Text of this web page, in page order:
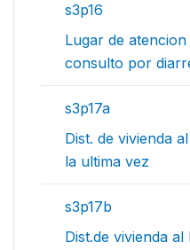
s3p16
Lugar de
consulto por
s3p17a
Dist. de vivienda
la ultima vez
s3p17b
Dist.de vivienda